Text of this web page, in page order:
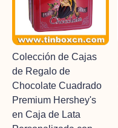
Colección de Cajas
de Regalo de
Chocolate Cuadrado
Premium Hershey's
en Caja de Lata